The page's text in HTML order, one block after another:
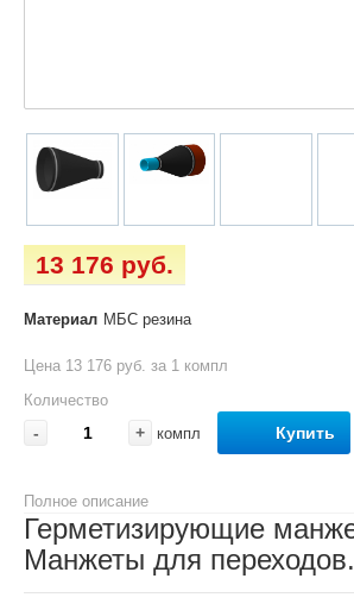
13 176 руб.
Материал МБС резина
Цена 13 176 руб. за 1 компл
Количество
- + компл Купить
Полное описание
Герметизирующие
Манжеты для переходов.